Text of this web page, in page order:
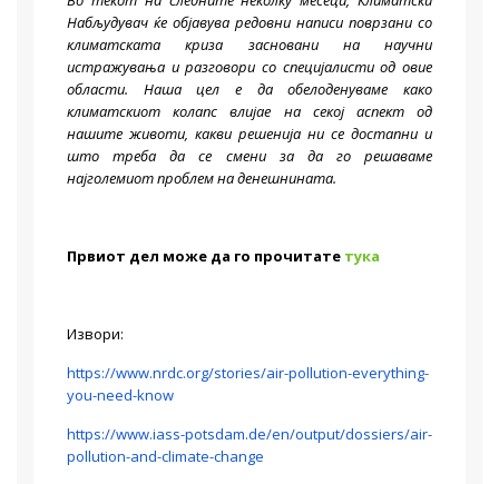
Набљудувач ќе објавува редовни написи поврзани со
климатската криза засновани на научни
истражувања и разговори со специјалисти од овие
области. Наша цел е да обелоденуваме како
климатскиот колапс влијае на секој аспект од
нашите животи, какви решенија ни се достапни и
што треба да се смени за да го решаваме
најголемиот проблем на денешнината.
Првиот дел може да го прочитате тука
Извори:
https://www.nrdc.org/stories/air-pollution-everything-
you-need-know
https://www.iass-potsdam.de/en/output/dossiers/air-
pollution-and-climate-change